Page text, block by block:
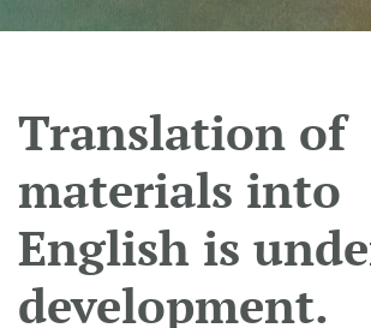
Translation of
materials into
English is
development.